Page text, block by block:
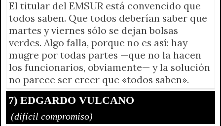
El titular del EMSUR está convencido que
todos saben. Que todos deberían saber que
martes y viernes sólo se dejan bolsas
verdes. Algo falla, porque no es así: hay
mugre por todas partes —que no la hacen
los funcionarios, obviamente— y la solución
no parece ser creer que «todos saben».
7) EDGARDO VULCANO
(difícil compromiso)